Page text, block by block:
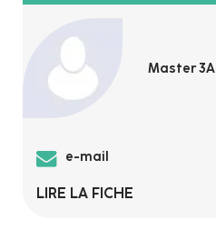
Master 3A
e-mail
LIRE LA FICHE